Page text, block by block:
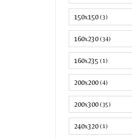
150x150 (3)
160x230 (34)
160x235 (1)
200x200 (4)
200x300 (35)
240x320 (1)